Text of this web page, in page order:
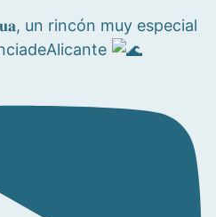
un rincón muy especial